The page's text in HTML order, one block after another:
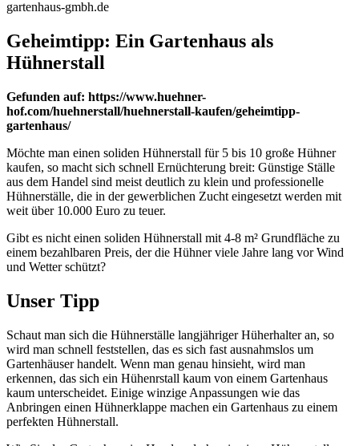
gartenhaus-gmbh.de
Geheimtipp: Ein Gartenhaus als
Hühnerstall
Gefunden auf: https://www.huehner-
hof.com/huehnerstall/huehnerstall-kaufen/geheimtipp-
gartenhaus/
Möchte man einen soliden Hühnerstall für 5 bis 10 große Hühner
kaufen, so macht sich schnell Ernüchterung breit: Günstige Ställe
aus dem Handel sind meist deutlich zu klein und professionelle
Hühnerställe, die in der gewerblichen Zucht eingesetzt werden mit
weit über 10.000 Euro zu teuer.
Gibt es nicht einen soliden Hühnerstall mit 4-8 m² Grundfläche zu
einem bezahlbaren Preis, der die Hühner viele Jahre lang vor Wind
und Wetter schützt?
Unser Tipp
Schaut man sich die Hühnerställe langjähriger Hüherhalter an, so
wird man schnell feststellen, das es sich fast ausnahmslos um
Gartenhäuser handelt. Wenn man genau hinsieht, wird man
erkennen, das sich ein Hühenrstall kaum von einem Gartenhaus
kaum unterscheidet. Einige winzige Anpassungen wie das
Anbringen einen Hühnerklappe machen ein Gartenhaus zu einem
perfekten Hühnerstall.